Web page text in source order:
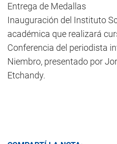
Entrega de Medallas
Inauguración del Instituto
académica que realizará
Conferencia del periodista
Niembro, presentado por
Etchandy.